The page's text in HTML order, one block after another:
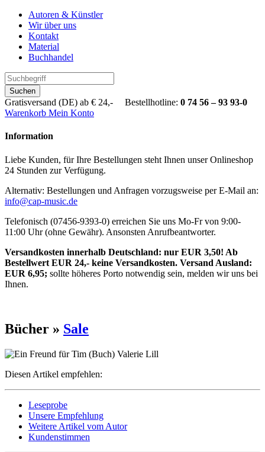
Autoren & Künstler
Wir über uns
Kontakt
Material
Buchhandel
Suchen
Gratisversand (DE) ab € 24,- Bestellhotline: 0 74 56 – 93 93-0
Warenkorb Mein Konto
Information
Liebe Kunden, für Ihre Bestellungen steht Ihnen unser Onlineshop
24 Stunden zur Verfügung.
Alternativ: Bestellungen und Anfragen vorzugsweise per E-Mail an:
info@cap-music.de
Telefonisch (07456-9393-0) erreichen Sie uns Mo-Fr von 9:00-
11:00 Uhr (ohne Gewähr). Ansonsten Anrufbeantworter.
Versandkosten innerhalb Deutschland: nur EUR 3,50! Ab
Bestellwert EUR 24,- keine Versandkosten. Versand Ausland:
EUR 6,95; sollte höheres Porto notwendig sein, melden wir uns bei
Ihnen.
Bücher » Sale
Diesen Artikel empfehlen:
Leseprobe
Unsere Empfehlung
Weitere Artikel vom Autor
Kundenstimmen